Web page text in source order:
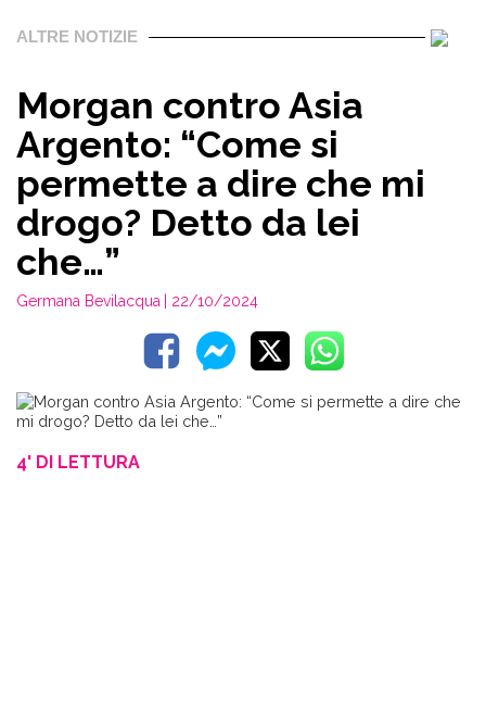
ALTRE NOTIZIE
Morgan contro Asia
Argento: “Come si
permette a dire che mi
drogo? Detto da lei
che…”
Germana Bevilacqua | 22/10/2024
4' DI LETTURA